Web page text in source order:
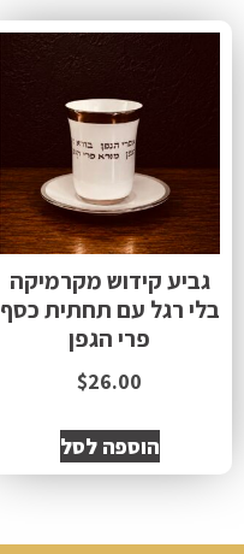
גביע קידוש מקרמיקה
בלי רגל עם תחתית כסף
פרי הגפן
$26.00
הוספה לסל